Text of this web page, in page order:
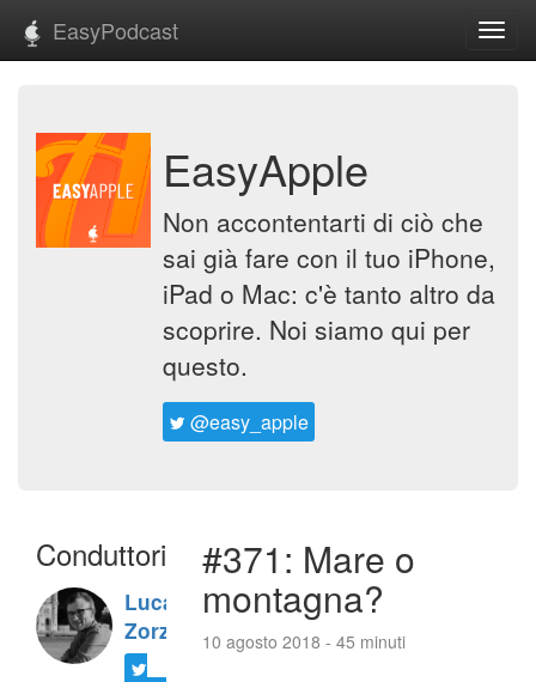
EasyPodcast
EasyApple
Non accontentarti di ciò che
sai già fare con il tuo iPhone,
iPad o Mac: c'è tanto altro da
scoprire. Noi siamo qui per
questo.
@easy_apple
Conduttori
Luca
Zorzi
#371: Mare o
montagna?
10 agosto 2018 - 45 minuti